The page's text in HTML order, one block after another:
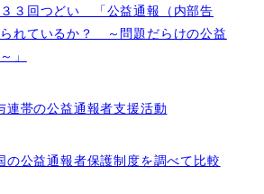
３回つどい 「公益通報（内部告
れているか？ ～問題だらけの公益
」
連帯の公益通報者支援活動
の公益通報者保護制度を調べて比較